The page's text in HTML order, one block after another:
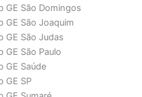
GE São Domingos
GE São Joaquim
GE São Judas
GE São Paulo
GE Saúde
GE SP